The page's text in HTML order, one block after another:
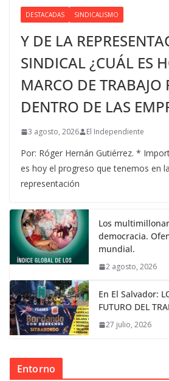
DESTACADAS SINDICALISMO
Y DE LA
SINDICAL ¿CUÁL ES
MARCO DE TRABAJO
DENTRO DE LAS
3 agosto, 2026 El Independiente
Por: Róger Hernán Gutiérrez. *
es hoy el progreso que tenemos en
representación
Los
democracia.
mundial.
2 agosto, 2026
En El Salvador:
FUTURO DEL
27 julio, 2026
Entorno